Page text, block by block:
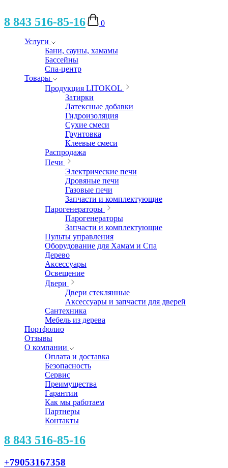
8 843 516-85-16 0
Услуги
Бани, сауны, хамамы
Бассейны
Спа-центр
Товары
Продукция LITOKOL
Затирки
Латексные добавки
Гидроизоляция
Сухие смеси
Грунтовка
Клеевые смеси
Распродажа
Печи
Электрические печи
Дровяные печи
Газовые печи
Запчасти и комплектующие
Парогенераторы
Парогенераторы
Запчасти и комплектующие
Пульты управления
Оборудование для Хамам и Спа
Дерево
Аксессуары
Освещение
Двери
Двери стеклянные
Аксессуары и запчасти для дверей
Сантехника
Мебель из дерева
Портфолио
Отзывы
О компании
Оплата и доставка
Безопасность
Сервис
Преимущества
Гарантии
Как мы работаем
Партнеры
Контакты
8 843 516-85-16
+79053167358